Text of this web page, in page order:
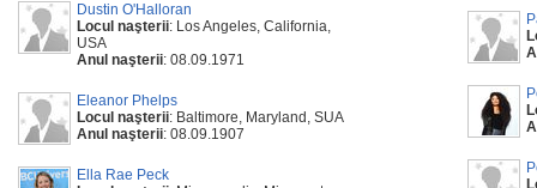
Dustin O'Halloran
Locul naşterii: Los Angeles, California,
USA
Anul naşterii: 08.09.1971
Eleanor Phelps
Locul naşterii: Baltimore, Maryland, SUA
Anul naşterii: 08.09.1907
Ella Rae Peck